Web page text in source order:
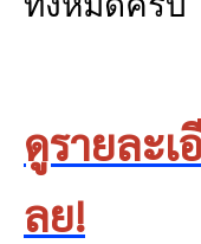
ดูรายละเ
ลย!